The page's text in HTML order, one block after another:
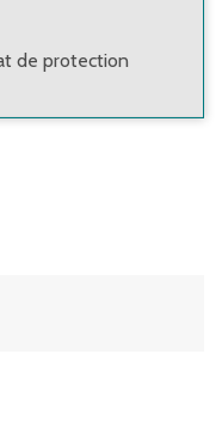
de protection